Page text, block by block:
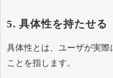
5. 具体性を持たせる
具体性とは、ユーザが実
ことを指します。